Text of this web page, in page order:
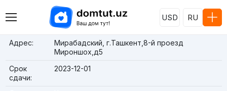
USD RU
Адрес:
Мирабадский, г.Ташкент,8-й проезд
Мироншох,д5
Срок
сдачи:
2023-12-01